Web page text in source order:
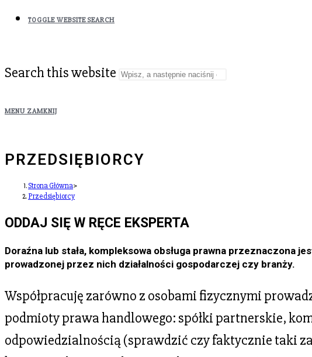
TOGGLE WEBSITE SEARCH
Search this website
MENU ZAMKNIJ
PRZEDSIĘBIORCY
Strona Główna>
Przedsiębiorcy
ODDAJ SIĘ W RĘCE EKSPERTA
Doraźna lub stała, kompleksowa obsługa prawna przeznaczona
prowadzonej przez nich działalności gospodarczej czy branży.
Współpracuję zarówno z osobami fizycznymi
podmioty prawa handlowego: spółki partnerskie,
odpowiedzialnością (sprawdzić czy faktycznie taki